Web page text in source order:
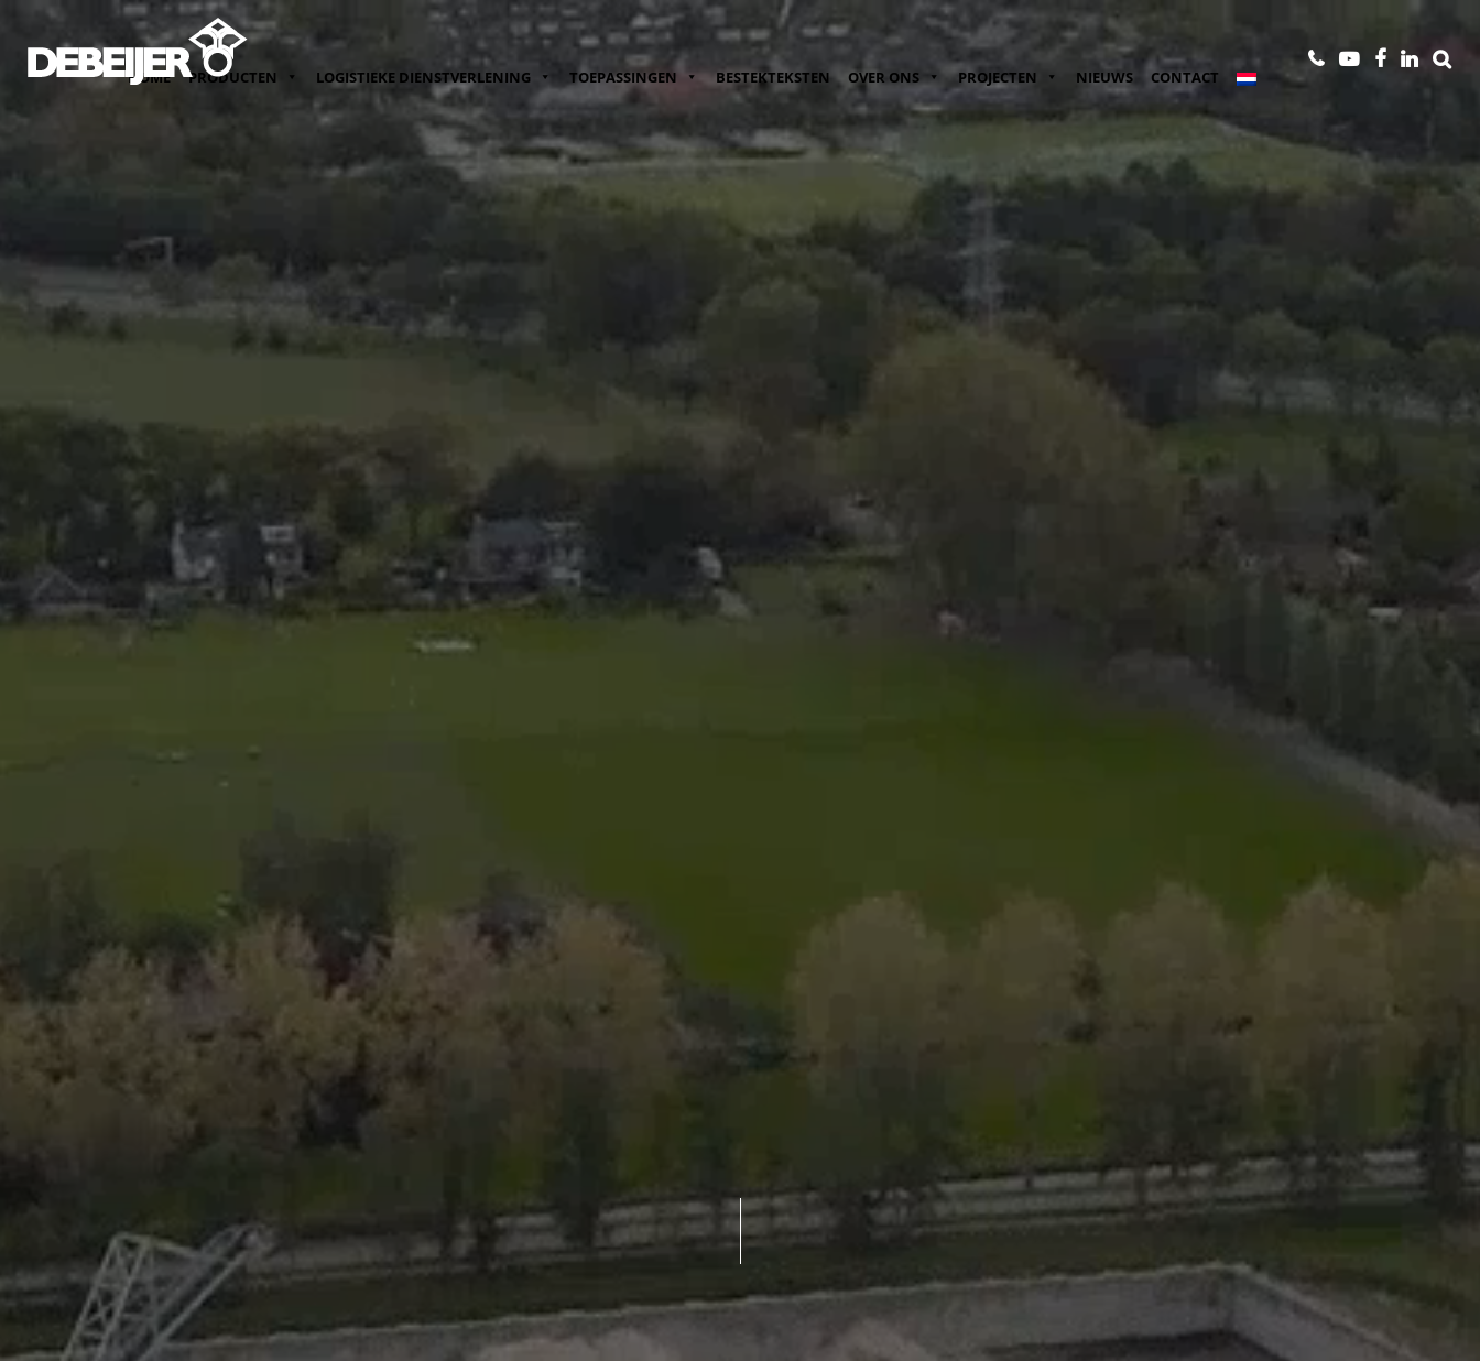
HOME PRODUCTEN LOGISTIEKE DIENSTVERLENING TOEPASSINGEN BESTEKTEKSTEN OVER ONS PROJECTEN NIEUWS CONTACT